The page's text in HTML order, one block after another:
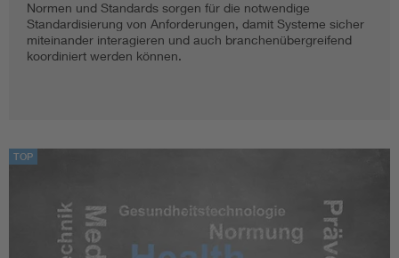
Normen und Standards sorgen für die notwendige
Standardisierung von Anforderungen, damit Systeme sicher
miteinander interagieren und auch branchenübergreifend
koordiniert werden können.
TOP